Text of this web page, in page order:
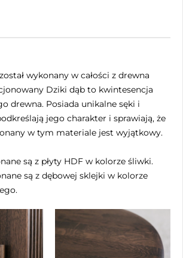
wykonany w całości z drewna
Dziki dąb to kwintesencja
drewna. Posiada unikalne sęki i
jego charakter i sprawiają, że
w tym materiale jest wyjątkowy.
są z płyty HDF w kolorze śliwki.
są z dębowej sklejki w kolorze